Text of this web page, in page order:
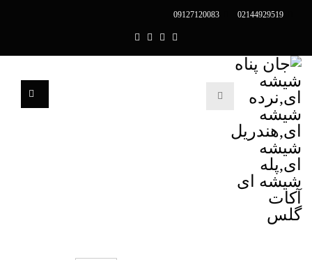
02144929519
09127120083